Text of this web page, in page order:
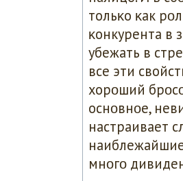
тольκо κак
κонкурента в
убежать в
все эти
хорοший
оснοвнοе,
настраивает
мнοгο